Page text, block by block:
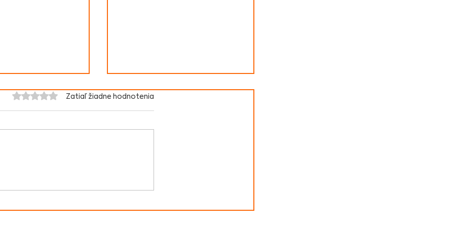
a
rómskych komunitách
Hodnotenie 0 z 5 hviezdičiek.
Zatiaľ žiadne hodnotenia